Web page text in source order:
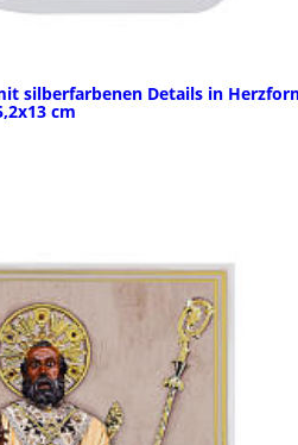
silberfarbenen Details in
cm